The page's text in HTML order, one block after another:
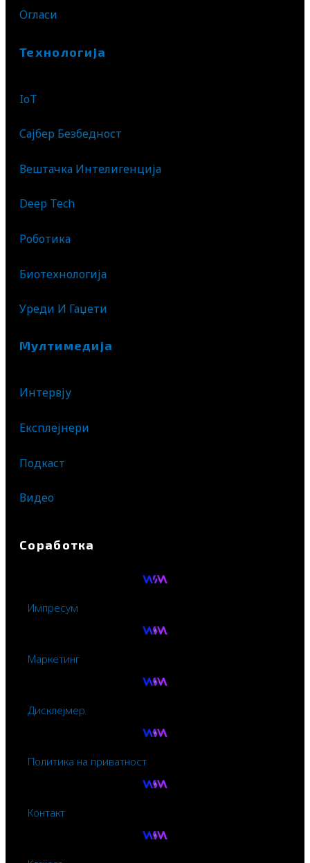
Огласи
Технологија
IoT
Сајбер Безбедност
Вештачка Интелигенција
Deep Tech
Роботика
Биотехнологија
Уреди И Гаџети
Мултимедија
Интервју
Експлејнери
Подкаст
Видео
Соработка
Импресум
Маркетинг
Дисклејмер
Политика на приватност
Контакт